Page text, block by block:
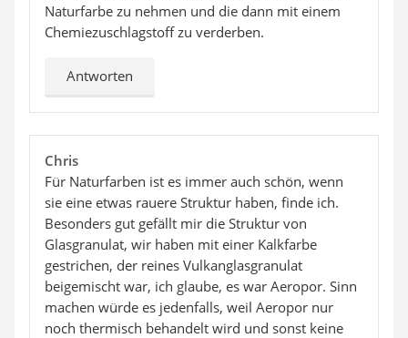
Naturfarbe zu nehmen und die dann mit einem
Chemiezuschlagstoff zu verderben.
Antworten
Chris
Für Naturfarben ist es immer auch schön, wenn
sie eine etwas rauere Struktur haben, finde ich.
Besonders gut gefällt mir die Struktur von
Glasgranulat, wir haben mit einer Kalkfarbe
gestrichen, der reines Vulkanglasgranulat
beigemischt war, ich glaube, es war Aeropor. Sinn
machen würde es jedenfalls, weil Aeropor nur
noch thermisch behandelt wird und sonst keine